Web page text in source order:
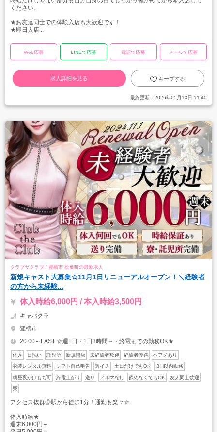
ください。
★お友達同士での体験入店も大歓迎です！
★即日入店...
Web応募 LINEで応募 電話で応募 メールで応募
求人詳細を見る キープする
最終更新： 2026年05月13日 11:40
クラブザクラブ / 豊橋市 松葉町の最新求人
新規キャスト大募集☆11月1日リニューアルオープン！＼経験者
の方から未経験...
体入時給6,000円 / 本入時給3,500円
キャバクラ
豊橋市
20:00～LAST ☆週1日・1日3時間～・終電までの勤務OK★
体入 日払い 託児所 新規開店 未経験者歓迎 経験者優遇 ヘアメあり
衣装レンタル無料 シフト自己申告 週イチ 土日だけでもOK ３H以内勤務
朝昼夜かけもち可 終電上がり 送り ノルマなし 飲めなくてもOK 友人同士歓迎
寮
アクセス抜群◎駅から徒歩1分！通勤も楽々☆
体入時給★
週末6,000円～